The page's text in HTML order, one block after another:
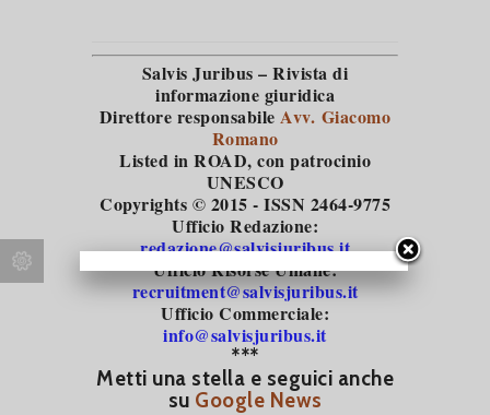
Salvis Juribus – Rivista di
informazione giuridica
Direttore responsabileAvv. Giacomo
Romano
Listed in ROAD, con patrocinio
UNESCO
Copyrights © 2015 - ISSN 2464-9775
Ufficio Redazione:
redazione@salvisjuribus.it
Ufficio Risorse Umane:
recruitment@salvisjuribus.it
Ufficio Commerciale:
info@salvisjuribus.it
***
Metti una stella e seguici anche
su Google News